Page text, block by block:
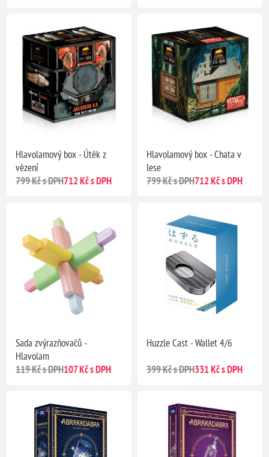
Hlavolamový box - Útěk z
vězení
799 Kč s DPH712 Kč s DPH
Hlavolamový box - Chata v
lese
799 Kč s DPH712 Kč s DPH
Sada zvýrazňovačů -
Hlavolam
119 Kč s DPH107 Kč s DPH
Huzzle Cast - Wallet 4/6
399 Kč s DPH331 Kč s DPH